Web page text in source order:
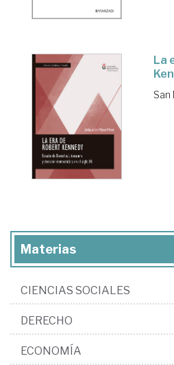
La
San
Materias
CIENCIAS SOCIALES
DERECHO
ECONOMÍA